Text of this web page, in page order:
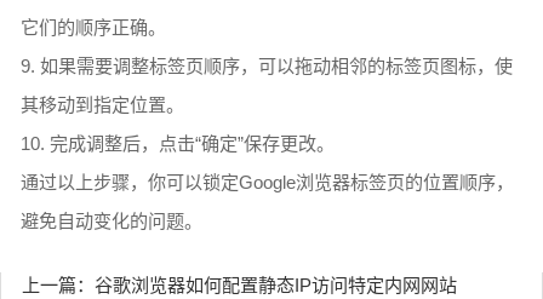
它们的顺序正确。
9. 如果需要调整标签页顺序，可以拖动相邻的标签页图标，使
其移动到指定位置。
10. 完成调整后，点击“确定”保存更改。
通过以上步骤，你可以锁定Google浏览器标签页的位置顺序，
避免自动变化的问题。
上一篇：谷歌浏览器如何配置静态IP访问特定内网网站